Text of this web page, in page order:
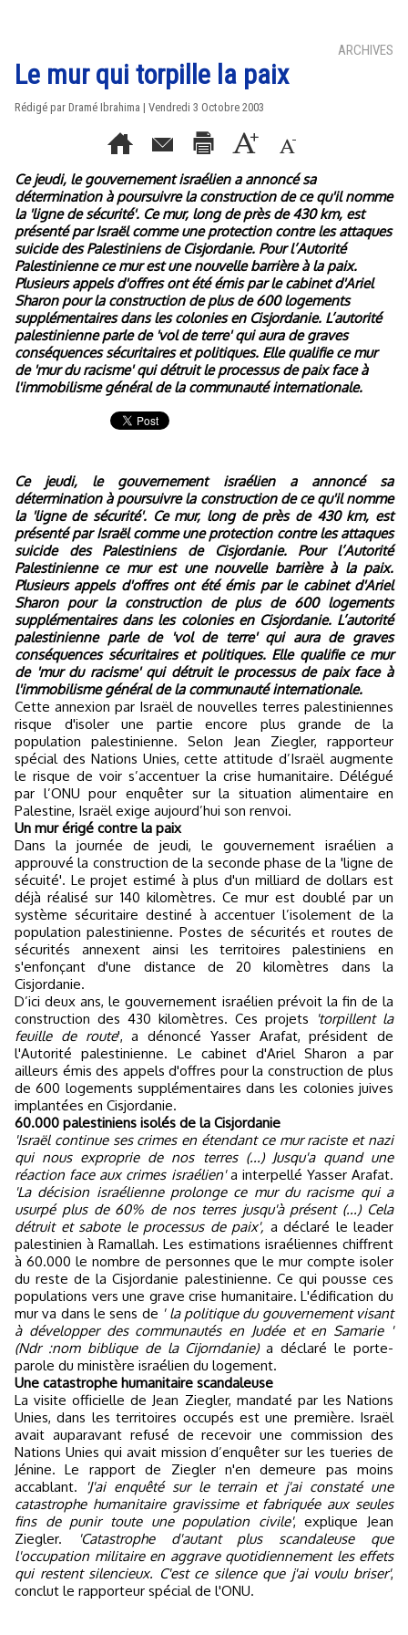
ARCHIVES
Le mur qui torpille la paix
Rédigé par Dramé Ibrahima | Vendredi 3 Octobre 2003
Ce jeudi, le gouvernement israélien a annoncé sa
détermination à poursuivre la construction de ce qu'il nomme
la 'ligne de sécurité'. Ce mur, long de près de 430 km, est
présenté par Israël comme une protection contre les attaques
suicide des Palestiniens de Cisjordanie. Pour l’Autorité
Palestinienne ce mur est une nouvelle barrière à la paix.
Plusieurs appels d'offres ont été émis par le cabinet d'Ariel
Sharon pour la construction de plus de 600 logements
supplémentaires dans les colonies en Cisjordanie. L’autorité
palestinienne parle de 'vol de terre' qui aura de graves
conséquences sécuritaires et politiques. Elle qualifie ce mur
de 'mur du racisme' qui détruit le processus de paix face à
l'immobilisme général de la communauté internationale.
Ce jeudi, le gouvernement israélien a annoncé sa
détermination à poursuivre la construction de ce qu'il nomme
la 'ligne de sécurité'. Ce mur, long de près de 430 km, est
présenté par Israël comme une protection contre les attaques
suicide des Palestiniens de Cisjordanie. Pour l’Autorité
Palestinienne ce mur est une nouvelle barrière à la paix.
Plusieurs appels d'offres ont été émis par le cabinet d'Ariel
Sharon pour la construction de plus de 600 logements
supplémentaires dans les colonies en Cisjordanie. L’autorité
palestinienne parle de 'vol de terre' qui aura de graves
conséquences sécuritaires et politiques. Elle qualifie ce mur
de 'mur du racisme' qui détruit le processus de paix face à
l'immobilisme général de la communauté internationale.
Cette annexion par Israël de nouvelles terres palestiniennes
risque d'isoler une partie encore plus grande de la
population palestinienne. Selon Jean Ziegler, rapporteur
spécial des Nations Unies, cette attitude d’Israël augmente
le risque de voir s’accentuer la crise humanitaire. Délégué
par l’ONU pour enquêter sur la situation alimentaire en
Palestine, Israël exige aujourd’hui son renvoi.
Un mur érigé contre la paix
Dans la journée de jeudi, le gouvernement israélien a
approuvé la construction de la seconde phase de la 'ligne de
sécuité'. Le projet estimé à plus d'un milliard de dollars est
déjà réalisé sur 140 kilomètres. Ce mur est doublé par un
système sécuritaire destiné à accentuer l’isolement de la
population palestinienne. Postes de sécurités et routes de
sécurités annexent ainsi les territoires palestiniens en
s'enfonçant d'une distance de 20 kilomètres dans la
Cisjordanie.
D’ici deux ans, le gouvernement israélien prévoit la fin de la
construction des 430 kilomètres. Ces projets
'torpillent la
feuille de route', a dénoncé Yasser Arafat, président de
l'Autorité palestinienne. Le cabinet d'Ariel Sharon a par
ailleurs émis des appels d'offres pour la construction de plus
de 600 logements supplémentaires dans les colonies juives
implantées en Cisjordanie.
60.000 palestiniens isolés de la Cisjordanie
'Israël continue ses crimes en étendant ce mur raciste et nazi
qui nous exproprie de nos terres (...) Jusqu'a quand une
réaction face aux crimes israélien'a interpellé Yasser Arafat.
'La décision israélienne prolonge ce mur du racisme qui a
usurpé plus de 60% de nos terres jusqu'à présent (...) Cela
détruit et sabote le processus de paix', a déclaré le leader
palestinien à Ramallah. Les estimations israéliennes chiffrent
à 60.000 le nombre de personnes que le mur compte isoler
du reste de la Cisjordanie palestinienne. Ce qui pousse ces
populations vers une grave crise humanitaire. L'édification du
mur va dans le sens de ' la politique du gouvernement visant
à développer des communautés en Judée et en Samarie '
(Ndr :nom biblique de la Cijorndanie)a déclaré le porte-
parole du ministère israélien du logement.
Une catastrophe humanitaire scandaleuse
La visite officielle de Jean Ziegler, mandaté par les Nations
Unies, dans les territoires occupés est une première. Israël
avait auparavant refusé de recevoir une commission des
Nations Unies qui avait mission d’enquêter sur les tueries de
Jénine. Le rapport de Ziegler n'en demeure pas moins
accablant.
'J'ai enquêté sur le terrain et j'ai constaté une
catastrophe humanitaire gravissime et fabriquée aux seules
fins de punir toute une population civile', explique Jean
Ziegler.
'Catastrophe d'autant plus scandaleuse que
l'occupation militaire en aggrave quotidiennement les effets
qui restent silencieux. C'est ce silence que j'ai voulu briser',
conclut le rapporteur spécial de l'ONU.